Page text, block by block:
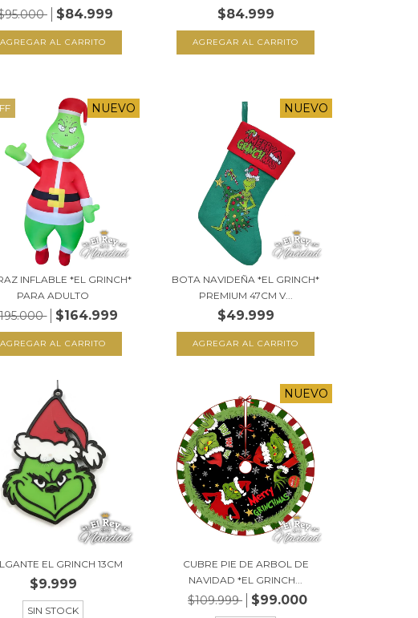
$84.999 $84.999
NUEVO
INFLABLE *EL GRINCH*
PARA ADULTO
$164.999
NUEVO
BOTA NAVIDEÑA *EL GRINCH*
PREMIUM 47CM V...
$49.999
EL GRINCH 13CM
$9.999
SIN STOCK
NUEVO
CUBRE PIE DE ARBOL DE
NAVIDAD *EL GRINCH...
$109.999 $99.000